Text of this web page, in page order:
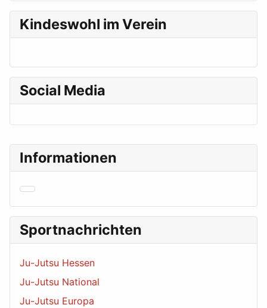
Informationen
Sportnachrichten
Ju-Jutsu Hessen
Ju-Jutsu National
Ju-Jutsu Europa
Kindeswohl im Verein
Social Media